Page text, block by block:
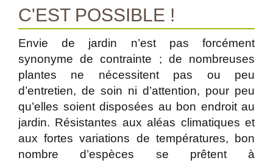
C'EST POSSIBLE !
Envie de jardin n’est pas forcément
synonyme de contrainte ; de nombreuses
plantes ne nécessitent pas ou peu
d’entretien, de soin ni d’attention, pour peu
qu’elles soient disposées au bon endroit au
jardin. Résistantes aux aléas climatiques et
aux fortes variations de températures, bon
nombre d’espèces se prêtent à